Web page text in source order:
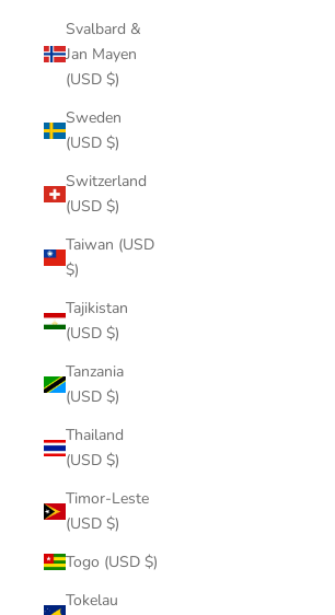
Svalbard &
Jan Mayen
(USD $)
Sweden
(USD $)
Switzerland
(USD $)
Taiwan (USD
$)
Tajikistan
(USD $)
Tanzania
(USD $)
Thailand
(USD $)
Timor-Leste
(USD $)
Togo (USD $)
Tokelau